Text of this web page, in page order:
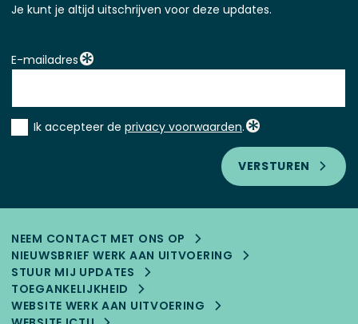
Je kunt je altijd uitschrijven voor deze updates.
E-mailadres
Instemming
Ik accepteer de privacy voorwaarden.
VERSTUREN
NEEM CONTACT MET ONS OP
NIEUWSBRIEF WERK AAN UITVOERING
STUUR MIJ UPDATES
TOEGANKELIJK­HEID
WEBSITE WERK AAN UITVOERING